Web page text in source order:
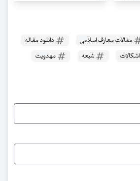
مقالات معارف اسلامی
دانلود مقاله
اشکالات شیعه
مهدویت